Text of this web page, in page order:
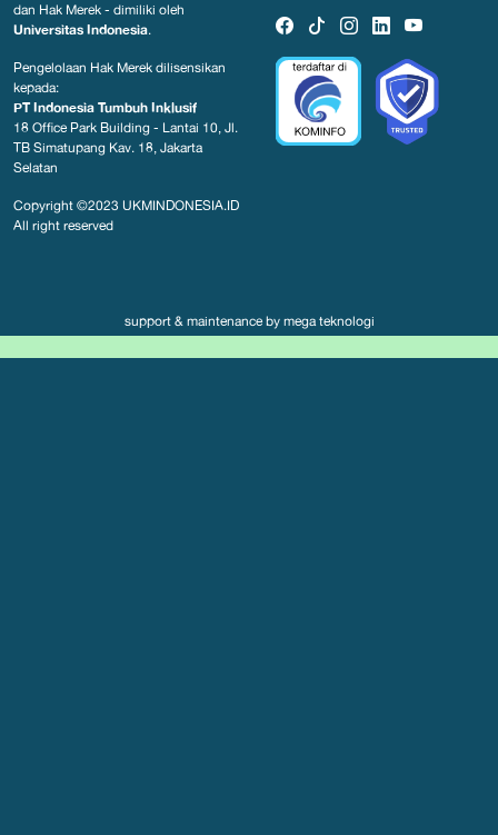
dan Hak Merek - dimiliki oleh
Universitas Indonesia.
Pengelolaan Hak Merek dilisensikan
kepada:
PT Indonesia Tumbuh Inklusif
18 Office Park Building - Lantai 10, Jl.
TB Simatupang Kav. 18, Jakarta
Selatan
Copyright ©2023 UKMINDONESIA.ID
All right reserved
support & maintenance by mega teknologi